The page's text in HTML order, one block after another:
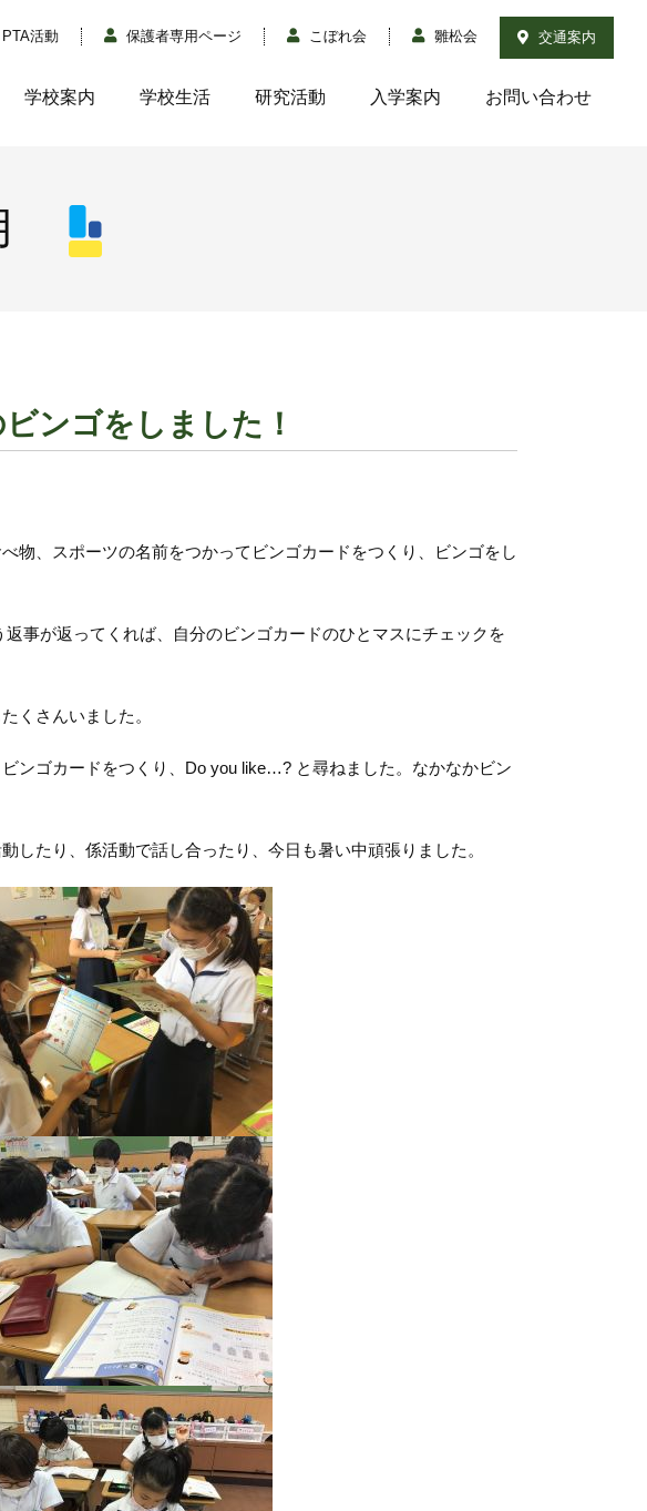
PTA活動 保護者専用ページ こぼれ会 雛松会 交通案内
学校案内 学校生活 研究活動 入学案内 お問い合わせ
ンゴをしました！
、スポーツの名前をつかってビンゴカードをつくり、ビンゴをし
が返ってくれば、自分のビンゴカードのひとマスにチェックを
くさんいました。
ゴカードをつくり、Do you like…? と尋ねました。なかなかビン
たり、係活動で話し合ったり、今日も暑い中頑張りました。